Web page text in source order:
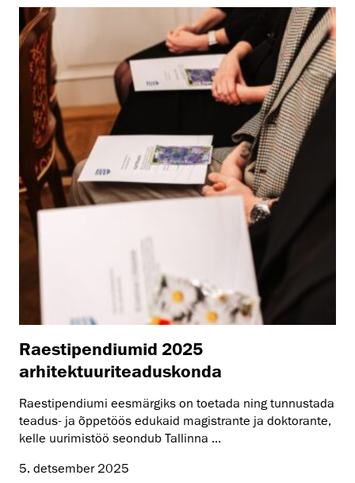
Raestipendiumid 2025
arhitektuuriteaduskonda
Raestipendiumi eesmärgiks on toetada ning tunnustada
teadus- ja õppetöös edukaid magistrante ja doktorante,
kelle uurimistöö seondub Tallinna ...
5. detsember 2025